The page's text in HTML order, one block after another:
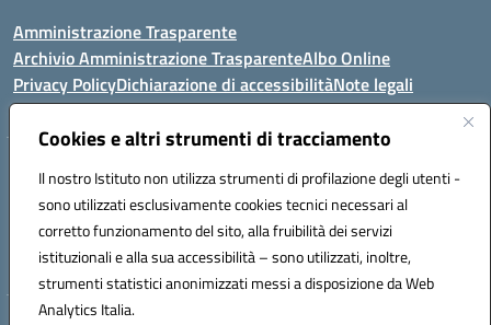
Cookies e altri strumenti di tracciamento
Il nostro Istituto non utilizza strumenti di profilazione degli utenti -
sono utilizzati esclusivamente cookies tecnici necessari al
corretto funzionamento del sito, alla fruibilità dei servizi
istituzionali e alla sua accessibilità – sono utilizzati, inoltre,
strumenti statistici anonimizzati messi a disposizione da Web
Analytics Italia.
Amministrazione Trasparente
Archivio Amministrazione TrasparenteAlbo Online
Privacy PolicyDichiarazione di accessibilitàNote legali
Istituto Comprensivo Statale
Via Cupa Campanariello, 5 - 80059, Torre del Greco (NA)
Tel. +39 0818834377 - Fax +39 0818834377 - Cod.Fisc. 95170530638
Email: naic8df00a@istruzione.it - PEC: naic8df00a@pec.istruzione.it